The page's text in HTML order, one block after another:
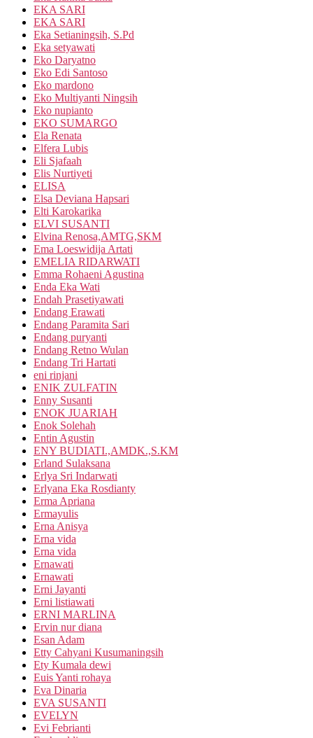
EKA SARI
EKA SARI
Eka Setianingsih, S.Pd
Eka setyawati
Eko Daryatno
Eko Edi Santoso
Eko mardono
Eko Multiyanti Ningsih
Eko nupianto
EKO SUMARGO
Ela Renata
Elfera Lubis
Eli Sjafaah
Elis Nurtiyeti
ELISA
Elsa Deviana Hapsari
Elti Karokarika
ELVI SUSANTI
Elvina Renosa,AMTG,SKM
Ema Loeswidija Artati
EMELIA RIDARWATI
Emma Rohaeni Agustina
Enda Eka Wati
Endah Prasetiyawati
Endang Erawati
Endang Paramita Sari
Endang puryanti
Endang Retno Wulan
Endang Tri Hartati
eni rinjani
ENIK ZULFATIN
Enny Susanti
ENOK JUARIAH
Enok Solehah
Entin Agustin
ENY BUDIATI.,AMDK.,S.KM
Erland Sulaksana
Erlya Sri Indarwati
Erlyana Eka Rosdianty
Erma Apriana
Ermayulis
Erna Anisya
Erna vida
Erna vida
Ernawati
Ernawati
Erni Jayanti
Erni listiawati
ERNI MARLINA
Ervin nur diana
Esan Adam
Etty Cahyani Kusumaningsih
Ety Kumala dewi
Euis Yanti rohaya
Eva Dinaria
EVA SUSANTI
EVELYN
Evi Febrianti